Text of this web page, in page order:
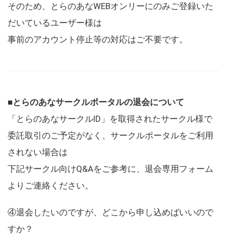
そのため、とらのあなWEBオンリーにのみご登録いた
だいているユーザー様は
事前のアカウント停止等の対応はご不要です。
■とらのあなサークルポータルの退会について
「とらのあなサークルID」を取得されたサークル様で
委託取引のご予定がなく、サークルポータルをご利用
されない場合は
下記サークル向けQ&Aをご参考に、退会専用フォーム
よりご連絡ください。
④退会したいのですが、どこから申し込めばいいので
すか？